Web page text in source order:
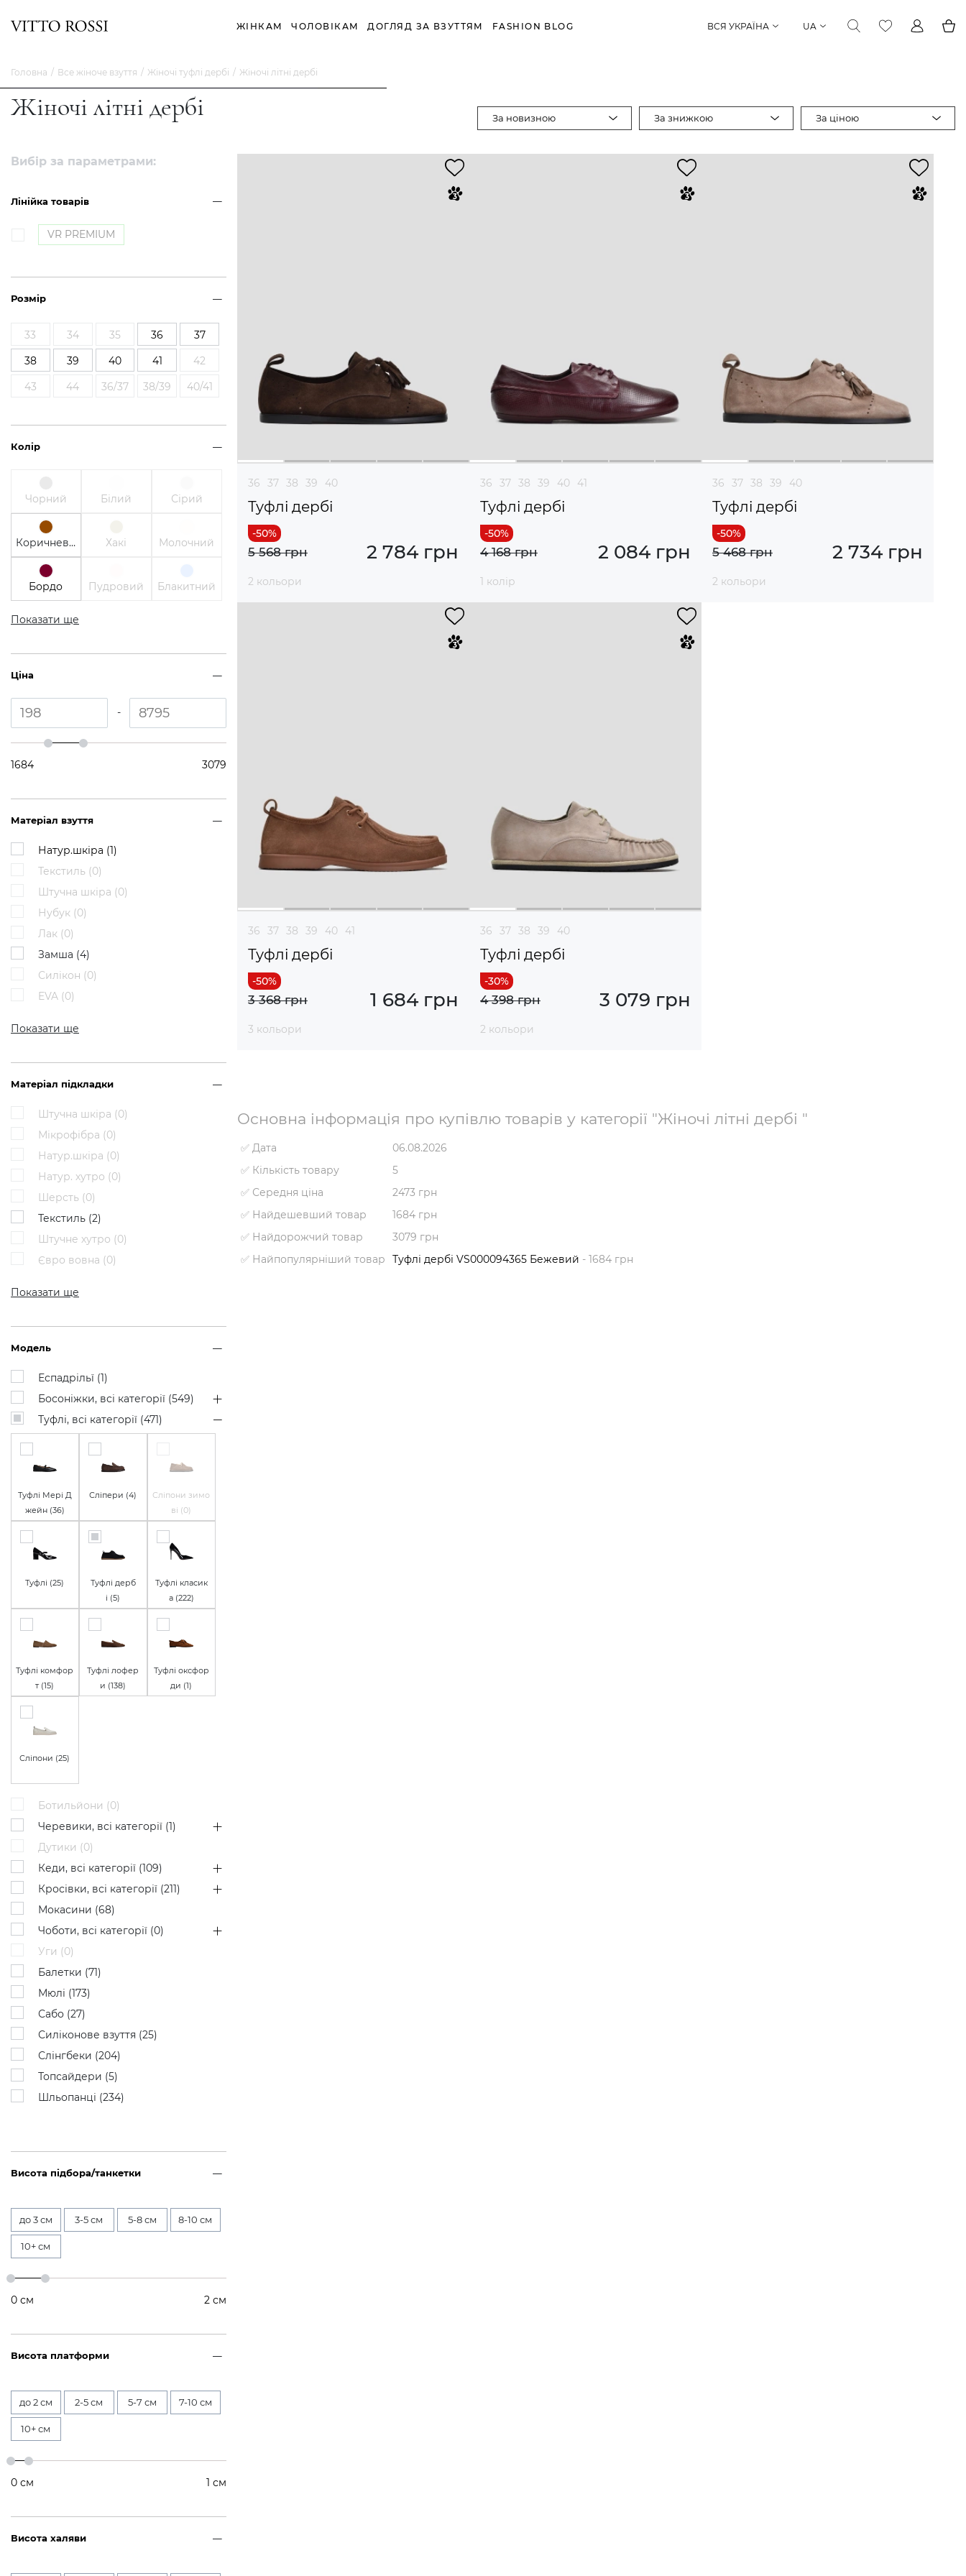
ЖІНКАМ ЧОЛОВІКАМ ДОГЛЯД ЗА ВЗУТТЯМ FASHION BLOG ВСЯ УКРАЇНА UA
Головна Все жіноче взуття Жіночі туфлі дербі Жіночі літні дербі
Жіночі літні дербі За новизною За знижкою За ціною
Вибір за параметрами:
Лінійка товарів
VR PREMIUM
Розмір
33 34 35 36
37
38
39 40 41
42
43
44 36/37 38/39 40/41
Колір
Чорний Білий Сірий
Коричневий Хакі Молочний
Бордо Пудровий Блакитний
Показати ще
Ціна
-
1684 3079
Матеріал взуття
Натур.шкіра (1)
Текстиль (0)
Штучна шкіра (0)
Нубук (0)
Лак (0)
Замша (4)
Силікон (0)
EVA (0)
Показати ще
Матеріал підкладки
Штучна шкіра (0)
Мікрофібра (0)
Натур.шкіра (0)
Натур. хутро (0)
Шерсть (0)
Текстиль (2)
Штучне хутро (0)
Євро вовна (0)
Показати ще
Модель
Еспадрільї (1)
Босоніжки, всі категорії (549)
Туфлі, всі категорії (471)
Туфлі Мері Д
жейн (36)
Сліпери (4)
Сліпони зимо
ві (0)
Туфлі (25)
Туфлі дерб
і (5)
Туфлі класик
а (222)
Туфлі комфор
т (15)
Туфлі лофер
и (138)
Туфлі оксфор
ди (1)
Сліпони (25)
Ботильйони (0)
Черевики, всі категорії (1)
Дутики (0)
Кеди, всі категорії (109)
Кросівки, всі категорії (211)
Мокасини (68)
Чоботи, всі категорії (0)
Уги (0)
Балетки (71)
Мюлі (173)
Сабо (27)
Силіконове взуття (25)
Слінгбеки (204)
Топсайдери (5)
Шльопанці (234)
Висота підбора/танкетки
до 3 см 3-5 см 5-8 см 8-10 см
10+ см
0 см 2 см
Висота платформи
до 2 см 2-5 см 5-7 см 7-10 см
10+ см
0 см 1 см
Висота халяви
36 37 38 39 40
Туфлі дербі
2 784 грн
5 568 грн
2 кольори
36 37 38 39 40 41
Туфлі дербі
2 084 грн
4 168 грн
1 колір
36 37 38 39 40
Туфлі дербі
2 734 грн
5 468 грн
2 кольори
36 37 38 39 40 41
Туфлі дербі
1 684 грн
3 368 грн
3 кольори
36 37 38 39 40
Туфлі дербі
3 079 грн
4 398 грн
2 кольори
Основна інформація про купівлю товарів у категорії "Жіночі літні дербі "
✅ Дата
06.08.2026
✅ Кількість товару
5
✅ Середня ціна
2473 грн
✅ Найдешевший товар
1684 грн
✅ Найдорожчий товар
3079 грн
✅ Найпопулярніший товар
Туфлі дербі VS000094365 Бежевий - 1684 грн